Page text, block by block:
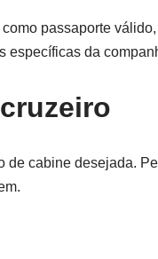
passaporte
da
cabine desejada.